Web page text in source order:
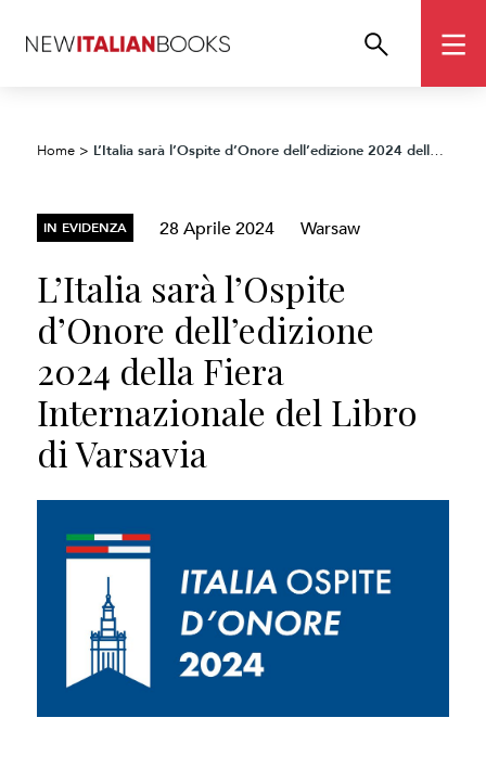
Home > L’Italia sarà l’Ospite d’Onore dell’edizione 2024 della Fiera Internazionale del Libro di Varsavia
IN EVIDENZA 28 Aprile 2024 Warsaw
L’Italia sarà l’Ospite
d’Onore dell’edizione
2024 della Fiera
Internazionale del Libro
di Varsavia